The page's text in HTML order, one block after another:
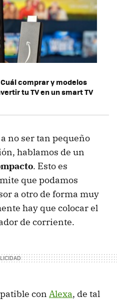
comprar y modelos
tu TV en un smart TV
no ser tan pequeño
hablamos de un
. Esto es
que podamos
a otro de forma muy
hay que colocar el
de corriente.
con Alexa, de tal